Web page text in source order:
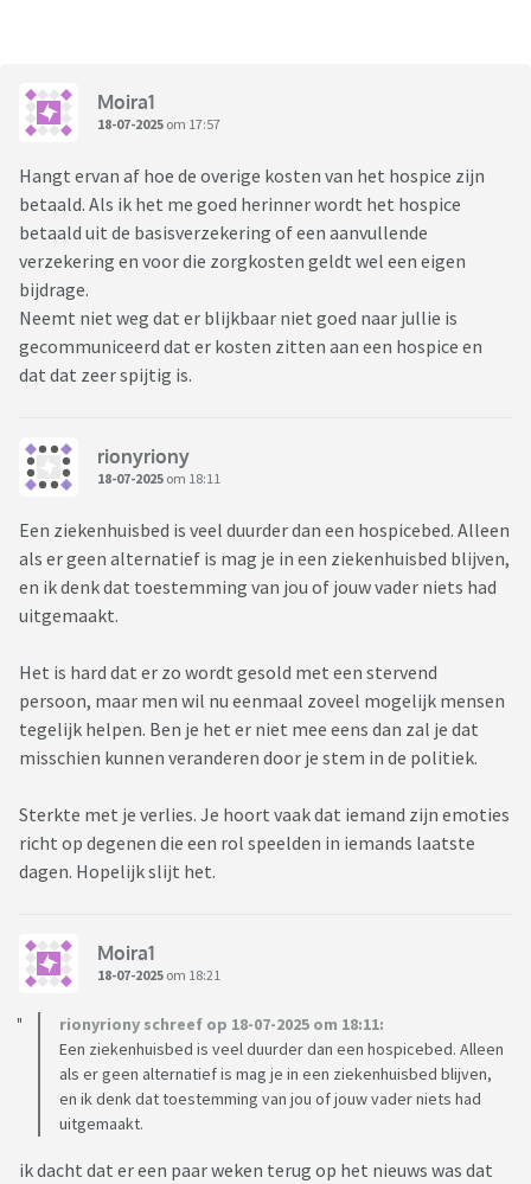
Moira1
18-07-2025 om 17:57
Hangt ervan af hoe de overige kosten van het hospice zijn
betaald. Als ik het me goed herinner wordt het hospice
betaald uit de basisverzekering of een aanvullende
verzekering en voor die zorgkosten geldt wel een eigen
bijdrage.
Neemt niet weg dat er blijkbaar niet goed naar jullie is
gecommuniceerd dat er kosten zitten aan een hospice en
dat dat zeer spijtig is.
rionyriony
18-07-2025 om 18:11
Een ziekenhuisbed is veel duurder dan een hospicebed. Alleen
als er geen alternatief is mag je in een ziekenhuisbed blijven,
en ik denk dat toestemming van jou of jouw vader niets had
uitgemaakt.
Het is hard dat er zo wordt gesold met een stervend
persoon, maar men wil nu eenmaal zoveel mogelijk mensen
tegelijk helpen. Ben je het er niet mee eens dan zal je dat
misschien kunnen veranderen door je stem in de politiek.
Sterkte met je verlies. Je hoort vaak dat iemand zijn emoties
richt op degenen die een rol speelden in iemands laatste
dagen. Hopelijk slijt het.
Moira1
18-07-2025 om 18:21
rionyriony schreef op 18-07-2025 om 18:11:
Een ziekenhuisbed is veel duurder dan een hospicebed. Alleen
als er geen alternatief is mag je in een ziekenhuisbed blijven,
en ik denk dat toestemming van jou of jouw vader niets had
uitgemaakt.
ik dacht dat er een paar weken terug op het nieuws was dat